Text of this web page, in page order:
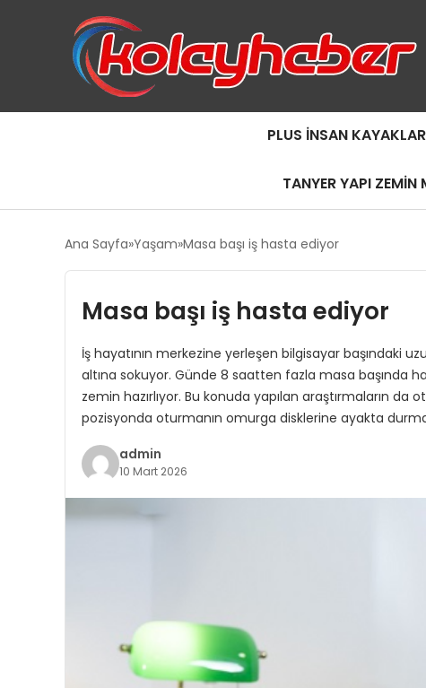
PLUS İNSAN
TANYER YAPI ZEMIN
Ana Sayfa Yaşam Masa başı iş hasta ediyor
Masa başı iş hasta ediyor
İş hayatının merkezine yerleşen bilgisayar başındaki
altına sokuyor. Günde 8 saatten fazla masa başında
zemin hazırlıyor. Bu konuda yapılan araştırmaların da
pozisyonda oturmanın omurga disklerine ayakta
admin
10 Mart 2026